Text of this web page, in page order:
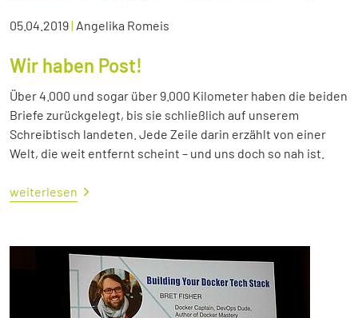
05.04.2019| Angelika Romeis
Wir haben Post!
Über 4.000 und sogar über 9.000 Kilometer haben die beiden
Briefe zurückgelegt, bis sie schließlich auf unserem
Schreibtisch landeten. Jede Zeile darin erzählt von einer
Welt, die weit entfernt scheint – und uns doch so nah ist.
weiterlesen